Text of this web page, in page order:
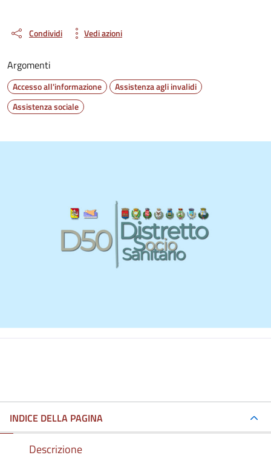
Condividi Vedi azioni
Argomenti
Accesso all'informazione
Assistenza agli invalidi
Assistenza sociale
INDICE DELLA PAGINA
Descrizione